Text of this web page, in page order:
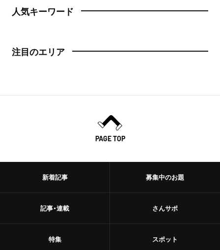
人気キーワード
注目のエリア
PAGE TOP
新着記事
記事・連載
特集
募集中のお題
さんサポ
スポット